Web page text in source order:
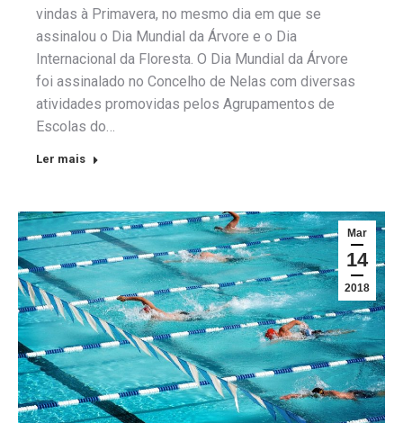
vindas à Primavera, no mesmo dia em que se
assinalou o Dia Mundial da Árvore e o Dia
Internacional da Floresta. O Dia Mundial da Árvore
foi assinalado no Concelho de Nelas com diversas
atividades promovidas pelos Agrupamentos de
Escolas do…
Ler mais
Mar
14
2018